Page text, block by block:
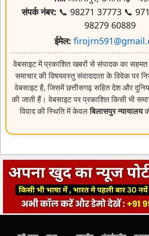
ईमेल:
वेबसाइट में प्रकाशित खबरों से संपादक का सहमत
समाचार की विषयवस्तु संवाददाता के विवेक पर
वेबसाइट है, जिसमें छत्तीसगढ़ सहित देश और
की जाती हैं। वेबसाइट पर प्रकाशित किसी भी
विवाद की स्थिति में केवलबिलासपुर न्यायालय
बड़ी खबर राज्य राष्ट्रीय अंतर्राष्ट्रीय क्राइम
खेल
विडिओ ई-पेपर